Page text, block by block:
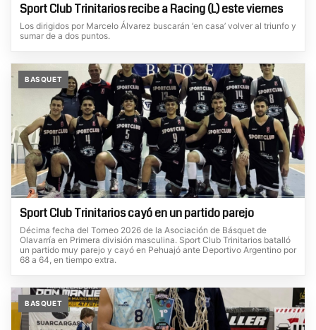
Sport Club Trinitarios recibe a Racing (L) este viernes
Los dirigidos por Marcelo Álvarez buscarán ‘en casa’ volver al triunfo y
sumar de a dos puntos.
BASQUET
Sport Club Trinitarios cayó en un partido parejo
Décima fecha del Torneo 2026 de la Asociación de Básquet de
Olavarría en Primera división masculina. Sport Club Trinitarios batalló
un partido muy parejo y cayó en Pehuajó ante Deportivo Argentino por
68 a 64, en tiempo extra.
BASQUET